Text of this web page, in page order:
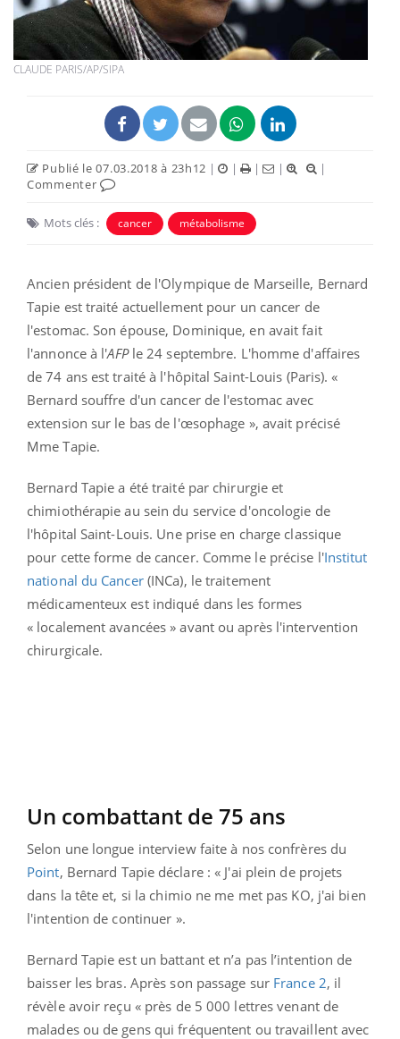
CLAUDE PARIS/AP/SIPA
Publié le 07.03.2018 à 23h12 | | | |
|
Commenter
Mots clés : cancer métabolisme
Ancien président de l'Olympique de Marseille, Bernard
Tapie est traité actuellement pour un cancer de
l'estomac. Son épouse, Dominique, en avait fait
l'annonce à l'AFPle 24 septembre. L'homme d'affaires
de 74 ans est traité à l'hôpital Saint-Louis (Paris). «
Bernard souffre d'un cancer de l'estomac avec
extension sur le bas de l'œsophage », avait précisé
Mme Tapie.
Bernard Tapie a été traité par chirurgie et
chimiothérapie au sein du service d'oncologie de
l'hôpital Saint-Louis. Une prise en charge classique
pour cette forme de cancer. Comme le précise l'Institut
national du Cancer(INCa), le traitement
médicamenteux est indiqué dans les formes
« localement avancées » avant ou après l'intervention
chirurgicale.
Un combattant de 75 ans
Selon une longue interview faite à nos confrères du
Point, Bernard Tapie déclare : « J'ai plein de projets
dans la tête et, si la chimio ne me met pas KO, j'ai bien
l'intention de continuer ».
Bernard Tapie est un battant et n’a pas l’intention de
baisser les bras. Après son passage sur France 2, il
révèle avoir reçu « près de 5 000 lettres venant de
malades ou de gens qui fréquentent ou travaillent avec